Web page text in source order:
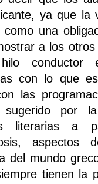
ya que la
una
a los
conductor
con lo que
las
por la
literarias
del mundo
tienen la